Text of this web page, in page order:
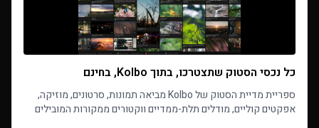
כל נכסי הסטוק שתצטרכו, בתוך Kolbo, בחינם
ספריית מדיית הסטוק של Kolbo מביאה תמונות, סרטונים, מוזיקה,
אפקטים קוליים, מודלים תלת-ממדיים ווקטורים ממקורות המובילים